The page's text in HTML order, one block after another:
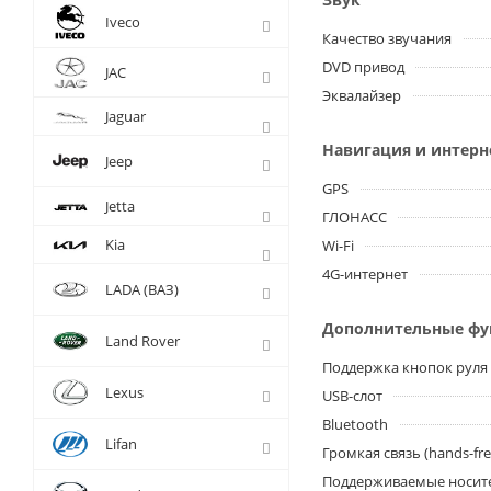
Качество звучания
DVD привод
Эквалайзер
Навигация и
GPS
ГЛОНАСС
Wi-Fi
4G-интернет
Дополнительные
Поддержка кнопок руля
USB-слот
Bluetooth
Громкая связь (hands-
Поддерживаемые
Iveco
JAC
Jaguar
Jeep
Jetta
Kia
LADA (ВАЗ)
Land Rover
Lexus
Lifan